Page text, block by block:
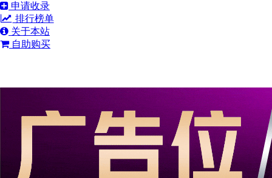
申请收录
排行榜单
关于本站
自助购买